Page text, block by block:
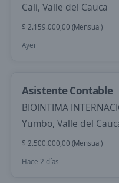
Cali, Valle del Cauca
$ 2.159.000,00 (Mensual)
Ayer
Asistente Contable
BIOINTIMA
Yumbo, Valle del
$ 2.500.000,00 (Mensual)
Hace 2 días